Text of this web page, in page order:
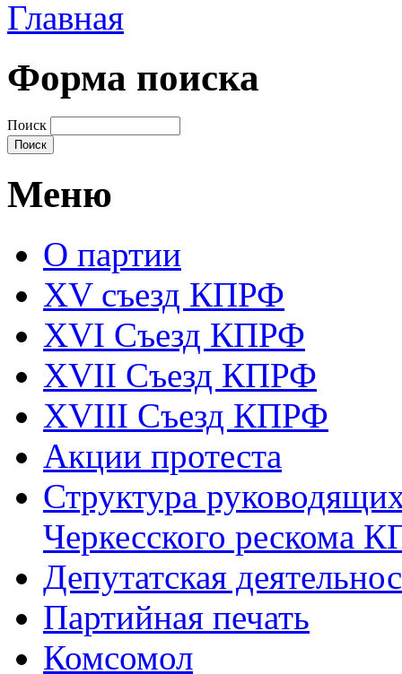
Главная
Форма поиска
Поиск
Меню
О партии
XV съезд КПРФ
XVI Съезд КПРФ
XVII Cъезд КПРФ
XVIII Cъезд КПРФ
Акции протеста
Структура
Черкесского рескома
Депутатская
Партийная печать
Комсомол